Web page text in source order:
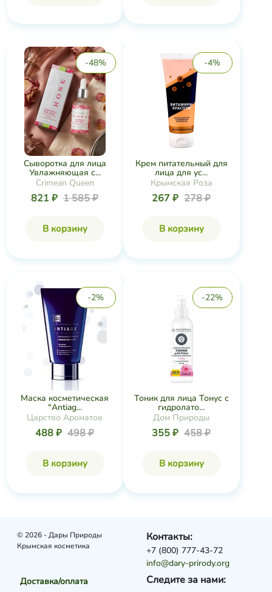
-48%
Сыворотка для лица
Увлажняющая с...
Crimean Queen
821 ₽ 1 585 ₽
В корзину
-4%
Крем питательный для
лица для ус...
Крымская Роза
267 ₽ 278 ₽
В корзину
-2%
Маска косметическая
"Antiag...
Царство Ароматов
488 ₽ 498 ₽
В корзину
-22%
Тоник для лица Тонус с
гидролато...
Дом Природы
355 ₽ 458 ₽
В корзину
© 2026 - Дары Природы
Крымская косметика
Доставка/оплата
Следите за нами:
Контакты:
+7 (800) 777-43-72
info@dary-prirody.org